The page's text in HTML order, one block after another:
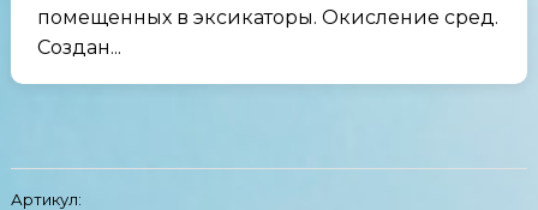
помещенных в эксикаторы. Окисление сред.
Создан...
Артикул: